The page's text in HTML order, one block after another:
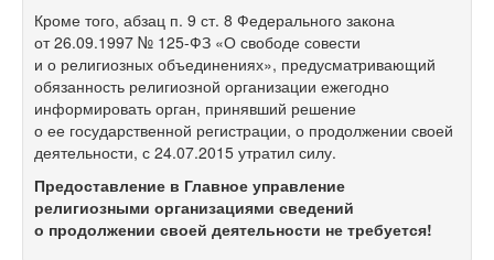
Кроме того, абзац п. 9 ст. 8 Федерального закона
от 26.09.1997 № 125-ФЗ «О свободе совести
и о религиозных объединениях», предусматривающий
обязанность религиозной организации ежегодно
информировать орган, принявший решение
о ее государственной регистрации, о продолжении своей
деятельности, с 24.07.2015 утратил силу.
Предоставление в Главное управление
религиозными организациями сведений
о продолжении своей деятельности не требуется!